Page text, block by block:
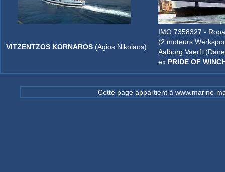
VITZENTZOS KORNAROS(Agios Nikolaos)
IMO 7358327 -
(2 moteurs
Aalborg Vaerft
ex PRIDE OF
Cette page appartient à www.marine-